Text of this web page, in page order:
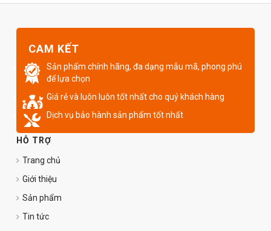
CAM KẾT
Sản phẩm chính hãng, đa dạng mẫu mã, phong phú
để lựa chọn
Giá rẻ và luôn luôn tốt nhất cho quý khách hàng
Dịch vụ bảo hành sản phẩm tốt nhất
HỖ TRỢ
Trang chủ
Giới thiệu
Sản phẩm
Tin tức